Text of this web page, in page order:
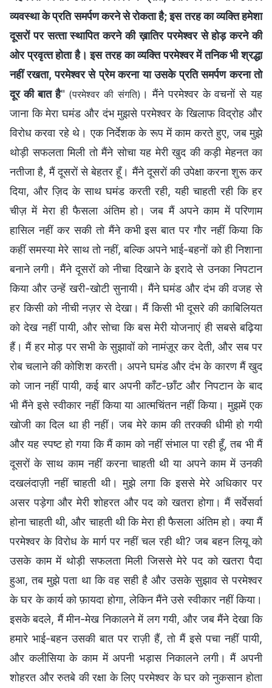
व्‍यवस्‍था के प्रति समर्पण करने से रोकता है; इस तरह का व्‍यक्ति हमेशा
दूसरों पर सत्‍ता स्‍थापित करने की ख़ातिर परमेश्‍वर से होड़ करने की
ओर प्रवृत्‍त होता है। इस तरह का व्‍यक्ति परमेश्‍वर में तनिक भी श्रद्धा
नहीं रखता, परमेश्‍वर से प्रेम करना या उसके प्रति समर्पण करना तो
दूर की बात है" (परमेश्‍वर की संगति) । मैंने परमेश्वर के वचनों से यह
जाना कि मेरा घमंड और दंभ मुझसे परमेश्वर के खिलाफ विद्रोह और
विरोध करवा रहे थे। एक निर्देशक के रूप में काम करते हुए, जब मुझे
थोड़ी सफलता मिली तो मैंने सोचा यह मेरी खुद की कड़ी मेहनत का
नतीजा है, मैं दूसरों से बेहतर हूँ। मैंने दूसरों की उपेक्षा करना शुरू कर
दिया, और ज़िद के साथ घमंड करती रही, यही चाहती रही कि हर
चीज़ में मेरा ही फैसला अंतिम हो। जब मैं अपने काम में परिणाम
हासिल नहीं कर सकी तो मैंने कभी इस बात पर गौर नहीं किया कि
कहीं समस्या मेरे साथ तो नहीं, बल्कि अपने भाई-बहनों को ही निशाना
बनाने लगी। मैंने दूसरों को नीचा दिखाने के इरादे से उनका निपटान
किया और उन्हें खरी-खोटी सुनायी। मैंने घमंड और दंभ की वजह से
हर किसी को नीची नज़र से देखा। मैं किसी भी दूसरे की काबिलियत
को देख नहीं पायी, और सोचा कि बस मेरी योजनाएं ही सबसे बढ़िया
हैं। मैं हर मोड़ पर सभी के सुझावों को नामंज़ूर कर देती, और सब पर
रोब चलाने की कोशिश करती। अपने घमंड और दंभ के कारण मैं खुद
को जान नहीं पायी, कई बार अपनी काँट-छाँट और निपटान के बाद
भी मैंने इसे स्वीकार नहीं किया या आत्मचिंतन नहीं किया। मुझमें एक
खोजी का दिल था ही नहीं। जब मेरे काम की तरक्की धीमी हो गयी
और यह स्पष्ट हो गया कि मैं काम को नहीं संभाल पा रही हूँ, तब भी मैं
दूसरों के साथ काम नहीं करना चाहती थी या अपने काम में उनकी
दखलंदाज़ी नहीं चाहती थी। मुझे लगा कि इससे मेरे अधिकार पर
असर पड़ेगा और मेरी शोहरत और पद को खतरा होगा। मैं सर्वेसर्वा
होना चाहती थी, और चाहती थी कि मेरा ही फैसला अंतिम हो। क्या मैं
परमेश्वर के विरोध के मार्ग पर नहीं चल रही थी? जब बहन लियू को
उसके काम में थोड़ी सफलता मिली जिससे मेरे पद को खतरा पैदा
हुआ, तब मुझे पता था कि वह सही है और उसके सुझाव से परमेश्वर
के घर के कार्य को फ़ायदा होगा, लेकिन मैंने उसे स्वीकार नहीं किया।
इसके बदले, मैं मीन-मेख निकालने में लग गयी, और जब मैंने देखा कि
हमारे भाई-बहन उसकी बात पर राज़ी हैं, तो मैं इसे पचा नहीं पायी,
और कलीसिया के काम में अपनी भड़ास निकालने लगी। मैं अपनी
शोहरत और रुतबे की रक्षा के लिए परमेश्वर के घर को नुकसान होता